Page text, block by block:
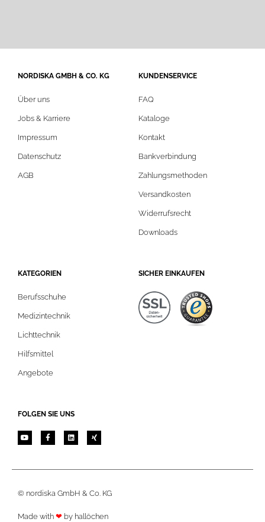
NORDISKA GMBH & CO. KG
Über uns
Jobs & Karriere
Impressum
Datenschutz
AGB
KUNDENSERVICE
FAQ
Kataloge
Kontakt
Bankverbindung
Zahlungsmethoden
Versandkosten
Widerrufsrecht
Downloads
KATEGORIEN
Berufsschuhe
Medizintechnik
Lichttechnik
Hilfsmittel
Angebote
SICHER EINKAUFEN
FOLGEN SIE UNS
© nordiska GmbH & Co. KG
Made with ❤ by hallöchen